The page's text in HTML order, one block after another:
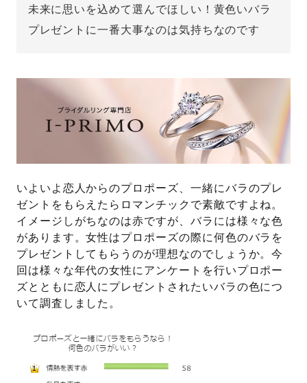
未来に思いを込めて選んでほしい！黄色いバラ
プレゼントに一番大事なのは気持ちなのです
いよいよ恋人からのプロポーズ、一緒にバラのプレ
ゼントをもらえたらロマンチックで素敵ですよね。
イメージしがちなのは赤ですが、バラには様々な色
があります。女性はプロポーズの際に何色のバラを
プレゼントしてもらうのが理想なのでしょうか。今
回は様々な年代の女性にアンケートを行いプロポー
ズとともに恋人にプレゼントされたいバラの色につ
いて調査しました。
スペシャルプロポーズイベント
おすすめの婚約指輪
パーフェクトプロポーズリング®
プロポーズシチュエーション診断
婚約指輪マッチング診断
プロポーズプラン検索
プロポーズ知恵袋
プロポーズ意識調査結果一覧
婚約指輪選び方ガイド
プロポーズの方法
タイミング
プレゼント
場所
言葉
エピソード
ニュース
婚約指輪のご購入と
I-PRIMO公式サイト
I-PRIMO公式オンラインショップ